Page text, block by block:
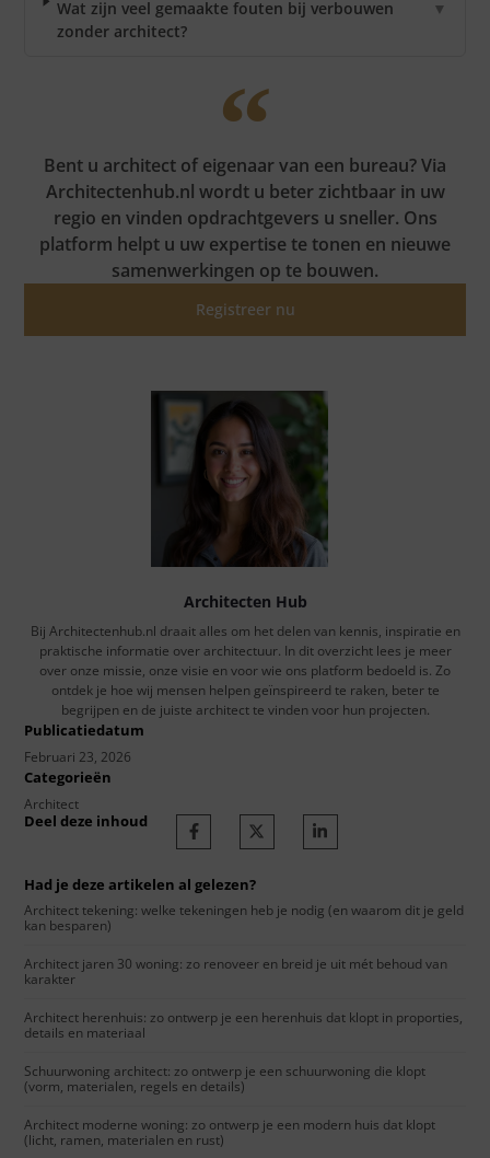
Wat zijn veel gemaakte fouten bij verbouwen
zonder architect?
▼
Bent u architect of eigenaar van een bureau? Via
Architectenhub.nl wordt u beter zichtbaar in uw
regio en vinden opdrachtgevers u sneller. Ons
platform helpt u uw expertise te tonen en nieuwe
samenwerkingen op te bouwen.
Registreer nu
Architecten Hub
Bij Architectenhub.nl draait alles om het delen van kennis, inspiratie en
praktische informatie over architectuur. In dit overzicht lees je meer
over onze missie, onze visie en voor wie ons platform bedoeld is. Zo
ontdek je hoe wij mensen helpen geïnspireerd te raken, beter te
begrijpen en de juiste architect te vinden voor hun projecten.
Publicatiedatum
Februari 23, 2026
Categorieën
Architect
Deel deze inhoud
Had je deze artikelen al gelezen?
Architect tekening: welke tekeningen heb je nodig (en waarom dit je geld
kan besparen)
Architect jaren 30 woning: zo renoveer en breid je uit mét behoud van
karakter
Architect herenhuis: zo ontwerp je een herenhuis dat klopt in proporties,
details en materiaal
Schuurwoning architect: zo ontwerp je een schuurwoning die klopt
(vorm, materialen, regels en details)
Architect moderne woning: zo ontwerp je een modern huis dat klopt
(licht, ramen, materialen en rust)